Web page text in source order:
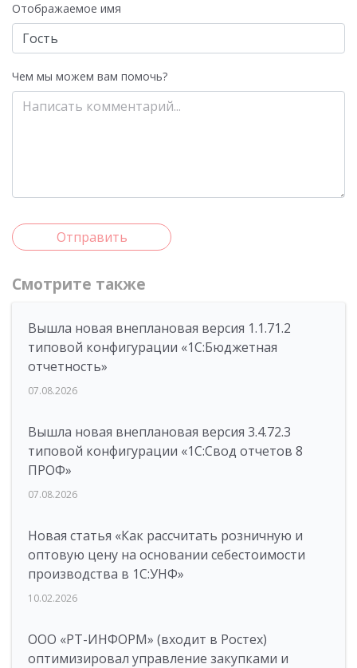
Отображаемое имя
Чем мы можем вам помочь?
Отправить
Смотрите также
Вышла новая внеплановая версия 1.1.71.2
типовой конфигурации «1C:Бюджетная
отчетность»
07.08.2026
Вышла новая внеплановая версия 3.4.72.3
типовой конфигурации «1C:Свод отчетов 8
ПРОФ»
07.08.2026
Новая статья «Как рассчитать розничную и
оптовую цену на основании себестоимости
производства в 1С:УНФ»
10.02.2026
ООО «РТ-ИНФОРМ» (входит в Ростех)
оптимизировал управление закупками и